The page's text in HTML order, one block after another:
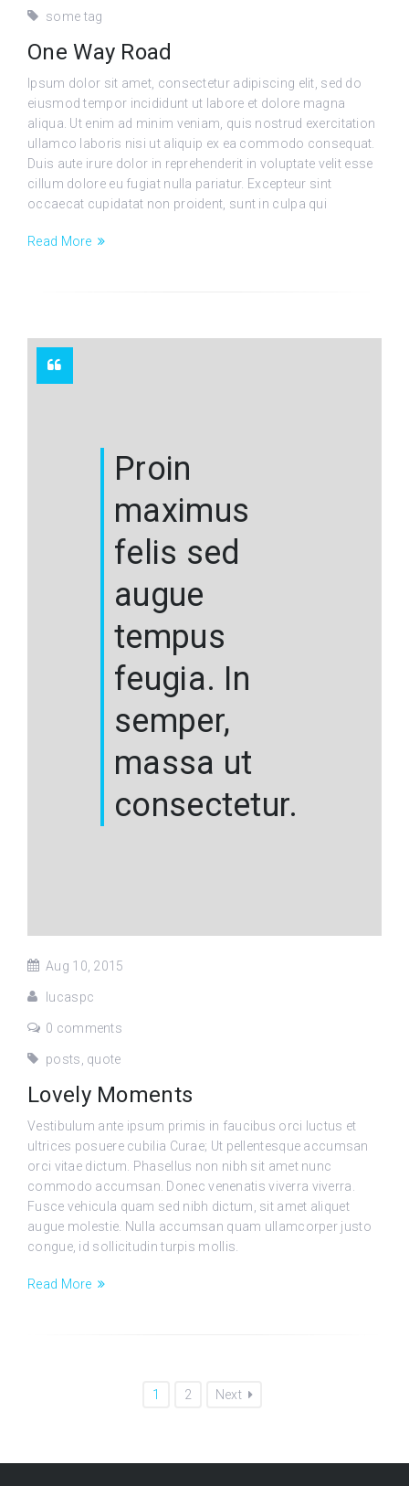
some tag
One Way Road
Ipsum dolor sit amet, consectetur adipiscing elit, sed do
eiusmod tempor incididunt ut labore et dolore magna
aliqua. Ut enim ad minim veniam, quis nostrud exercitation
ullamco laboris nisi ut aliquip ex ea commodo consequat.
Duis aute irure dolor in reprehenderit in voluptate velit esse
cillum dolore eu fugiat nulla pariatur. Excepteur sint
occaecat cupidatat non proident, sunt in culpa qui
Read More
Proin
maximus
felis sed
augue
tempus
feugia. In
semper,
massa ut
consectetur.
Aug 10, 2015
lucaspc
0 comments
posts quote
Lovely Moments
Vestibulum ante ipsum primis in faucibus orci luctus et
ultrices posuere cubilia Curae; Ut pellentesque accumsan
orci vitae dictum. Phasellus non nibh sit amet nunc
commodo accumsan. Donec venenatis viverra viverra.
Fusce vehicula quam sed nibh dictum, sit amet aliquet
augue molestie. Nulla accumsan quam ullamcorper justo
congue, id sollicitudin turpis mollis.
Read More
1 2 Next